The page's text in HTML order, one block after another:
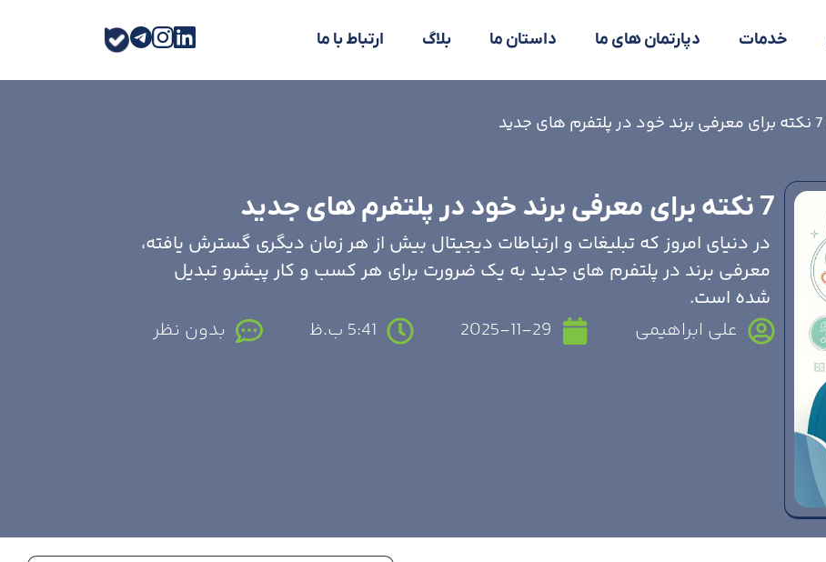
خدمات دپارتمان های ما داستان ما بلاگ ارتباط با ما
7 نکته برای معرفی برند خود در پلتفرم های جدید
7 نکته برای معرفی برند خود در پلتفرم های جدید
در دنیای امروز که تبلیغات و ارتباطات دیجیتال بیش از هر زمان دیگری گسترش یافته،
معرفی برند در پلتفرم های جدید به یک ضرورت برای هر کسب و کار پیشرو تبدیل
شده است.
علی ابراهیمی
2025-11-29 5:41 ب.ظ بدون نظر